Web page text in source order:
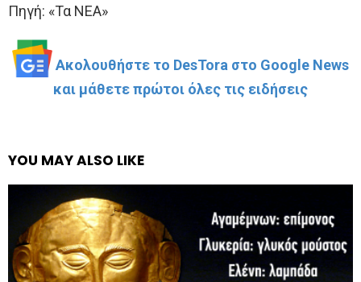
Πηγή: «Τα ΝΕΑ»
Ακολουθήστε το DesTora στο Google News
και μάθετε πρώτοι όλες τις ειδήσεις
YOU MAY ALSO LIKE